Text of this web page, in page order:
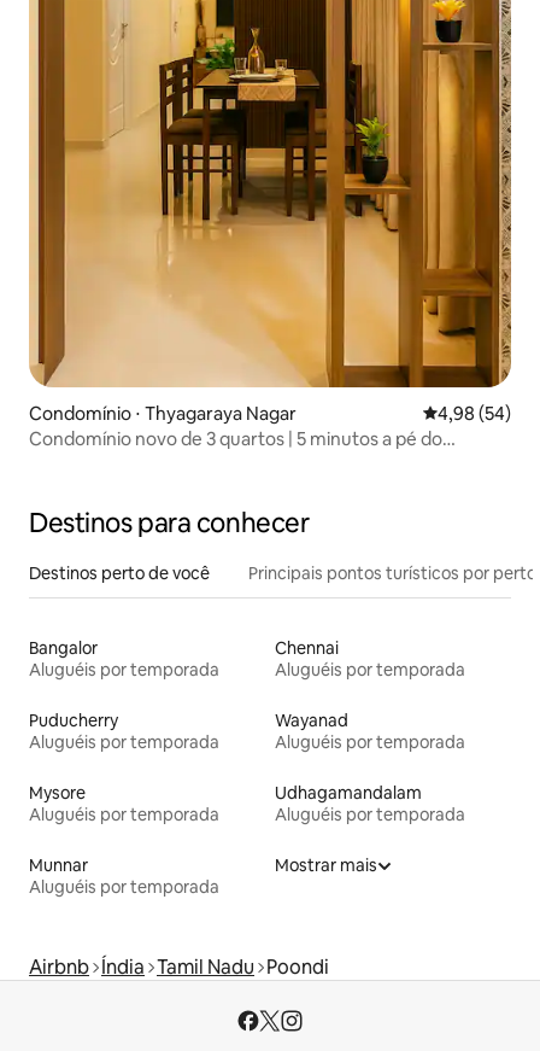
Condomínio ⋅ Thyagaraya Nagar 4,98 de uma
4,98 (54)
Condomínio novo de 3 quartos | 5 minutos a pé do
Destinos para conhecer
Destinos perto de você Principais pontos turísticos por perto
Bangalor
Aluguéis por temporada
Chennai
Aluguéis por temporada
Puducherry
Aluguéis por temporada
Wayanad
Aluguéis por temporada
Mysore
Aluguéis por temporada
Udhagamandalam
Aluguéis por temporada
Munnar
Aluguéis por temporada
Mostrar mais
Airbnb Índia Tamil Nadu Poondi